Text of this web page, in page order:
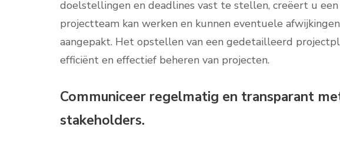
doelstellingen en deadlines vast te stellen, creëert u
projectteam kan werken en kunnen eventuele
aangepakt. Het opstellen van een gedetailleerd
efficiënt en effectief beheren van projecten.
Communiceer regelmatig en transparant
stakeholders.